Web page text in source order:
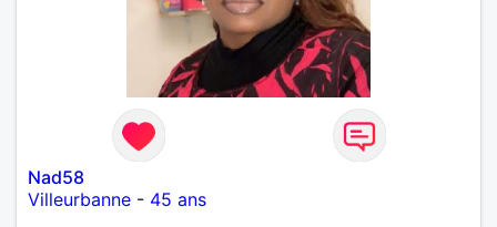
Nad58
Villeurbanne - 45 ans